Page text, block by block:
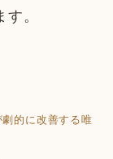
。
的に改善する唯